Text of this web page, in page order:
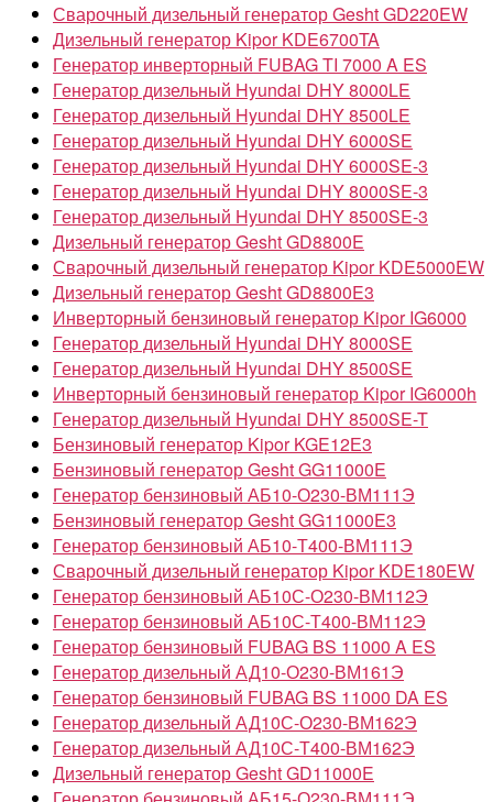
Сварочный дизельный генератор Gesht GD220EW
Дизельный генератор Kipor KDE6700TA
Генератор инверторный FUBAG TI 7000 A ES
Генератор дизельный Hyundai DHY 8000LE
Генератор дизельный Hyundai DHY 8500LE
Генератор дизельный Hyundai DHY 6000SE
Генератор дизельный Hyundai DHY 6000SE-3
Генератор дизельный Hyundai DHY 8000SE-3
Генератор дизельный Hyundai DHY 8500SE-3
Дизельный генератор Gesht GD8800E
Сварочный дизельный генератор Kipor KDE5000EW
Дизельный генератор Gesht GD8800E3
Инверторный бензиновый генератор Kipor IG6000
Генератор дизельный Hyundai DHY 8000SE
Генератор дизельный Hyundai DHY 8500SE
Инверторный бензиновый генератор Kipor IG6000h
Генератор дизельный Hyundai DHY 8500SE-T
Бензиновый генератор Kipor KGE12Е3
Бензиновый генератор Gesht GG11000E
Генератор бензиновый АБ10-О230-ВМ111Э
Бензиновый генератор Gesht GG11000E3
Генератор бензиновый АБ10-Т400-ВМ111Э
Сварочный дизельный генератор Kipor KDE180EW
Генератор бензиновый АБ10С-О230-ВМ112Э
Генератор бензиновый АБ10С-Т400-ВМ112Э
Генератор бензиновый FUBAG BS 11000 A ES
Генератор дизельный АД10-О230-ВМ161Э
Генератор бензиновый FUBAG BS 11000 DA ES
Генератор дизельный АД10С-О230-ВМ162Э
Генератор дизельный АД10С-Т400-ВМ162Э
Дизельный генератор Gesht GD11000E